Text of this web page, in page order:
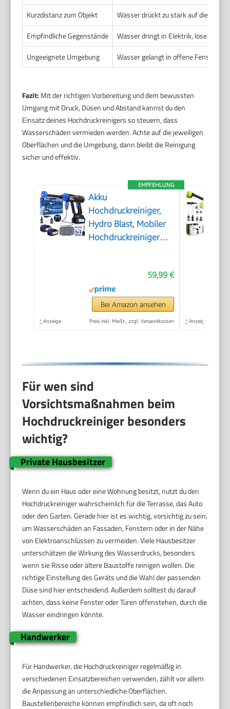
Kurzdistanz zum Objekt
Wasser drückt zu stark auf die
Empfindliche Gegenstände
Wasser dringt in Elektrik, lose
Ungeeignete Umgebung
Wasser gelangt in offene Fenster,
Fazit: Mit der richtigen Vorbereitung und dem bewussten
Umgang mit Druck, Düsen und Abstand kannst du den
Einsatz deines Hochdruckreinigers so steuern, dass
Wasserschäden vermieden werden. Achte auf die jeweiligen
Oberflächen und die Umgebung, dann bleibt die Reinigung
sicher und effektiv.
EMPFEHLUNG
Akku
Hochdruckreiniger,
Hydro Blast, Mobiler
Hochdruckreiniger
Autowäsche,
Hochdruckreiniger
Akku mit 6-in-1
59,99 €
Bei Amazon ansehen
* Anzeige Preis inkl. MwSt., zzgl. Versandkosten * Anzeige
Für wen sind
Vorsichtsmaßnahmen beim
Hochdruckreiniger besonders
wichtig?
Private Hausbesitzer
Wenn du ein Haus oder eine Wohnung besitzt, nutzt du den
Hochdruckreiniger wahrscheinlich für die Terrasse, das Auto
oder den Garten. Gerade hier ist es wichtig, vorsichtig zu sein,
um Wasserschäden an Fassaden, Fenstern oder in der Nähe
von Elektroanschlüssen zu vermeiden. Viele Hausbesitzer
unterschätzen die Wirkung des Wasserdrucks, besonders
wenn sie Risse oder ältere Baustoffe reinigen wollen. Die
richtige Einstellung des Geräts und die Wahl der passenden
Düse sind hier entscheidend. Außerdem solltest du darauf
achten, dass keine Fenster oder Türen offenstehen, durch die
Wasser eindringen könnte.
Handwerker
Für Handwerker, die Hochdruckreiniger regelmäßig in
verschiedenen Einsatzbereichen verwenden, zählt vor allem
die Anpassung an unterschiedliche Oberflächen.
Baustellenbereiche können empfindlich sein, da oft noch